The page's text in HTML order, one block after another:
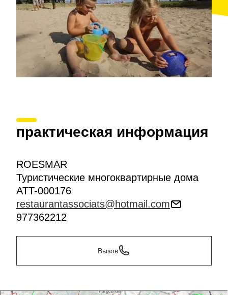
практическая информация
ROESMAR
Туристические многоквартирные дома
ATT-000176
restaurantassociats@hotmail.com
977362212
Вызов